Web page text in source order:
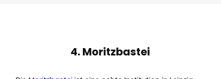
4. Moritzbastei